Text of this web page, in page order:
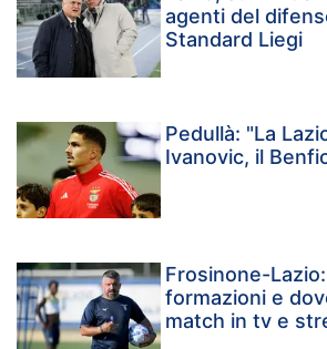
agenti del
Standard Liegi
Pedullà: "La
Ivanovic, il
Frosinone-
formazioni e
match in tv e